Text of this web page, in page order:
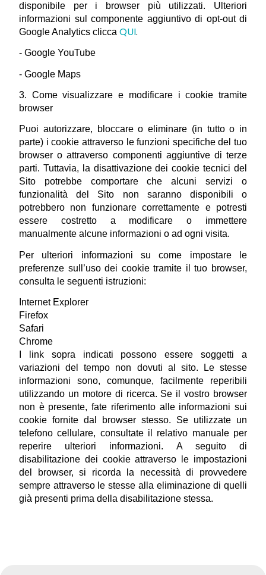
disponibile per i browser più utilizzati. Ulteriori
informazioni sul componente aggiuntivo di opt-out di
Google Analytics clicca QUI.
- Google YouTube
- Google Maps
3. Come visualizzare e modificare i cookie tramite
browser
Puoi autorizzare, bloccare o eliminare (in tutto o in
parte) i cookie attraverso le funzioni specifiche del tuo
browser o attraverso componenti aggiuntive di terze
parti. Tuttavia, la disattivazione dei cookie tecnici del
Sito potrebbe comportare che alcuni servizi o
funzionalità del Sito non saranno disponibili o
potrebbero non funzionare correttamente e potresti
essere costretto a modificare o immettere
manualmente alcune informazioni o ad ogni visita.
Per ulteriori informazioni su come impostare le
preferenze sull’uso dei cookie tramite il tuo browser,
consulta le seguenti istruzioni:
Internet Explorer
Firefox
Safari
Chrome
I link sopra indicati possono essere soggetti a
variazioni del tempo non dovuti al sito. Le stesse
informazioni sono, comunque, facilmente reperibili
utilizzando un motore di ricerca. Se il vostro browser
non è presente, fate riferimento alle informazioni sui
cookie fornite dal browser stesso. Se utilizzate un
telefono cellulare, consultate il relativo manuale per
reperire ulteriori informazioni. A seguito di
disabilitazione dei cookie attraverso le impostazioni
del browser, si ricorda la necessità di provvedere
sempre attraverso le stesse alla eliminazione di quelli
già presenti prima della disabilitazione stessa.